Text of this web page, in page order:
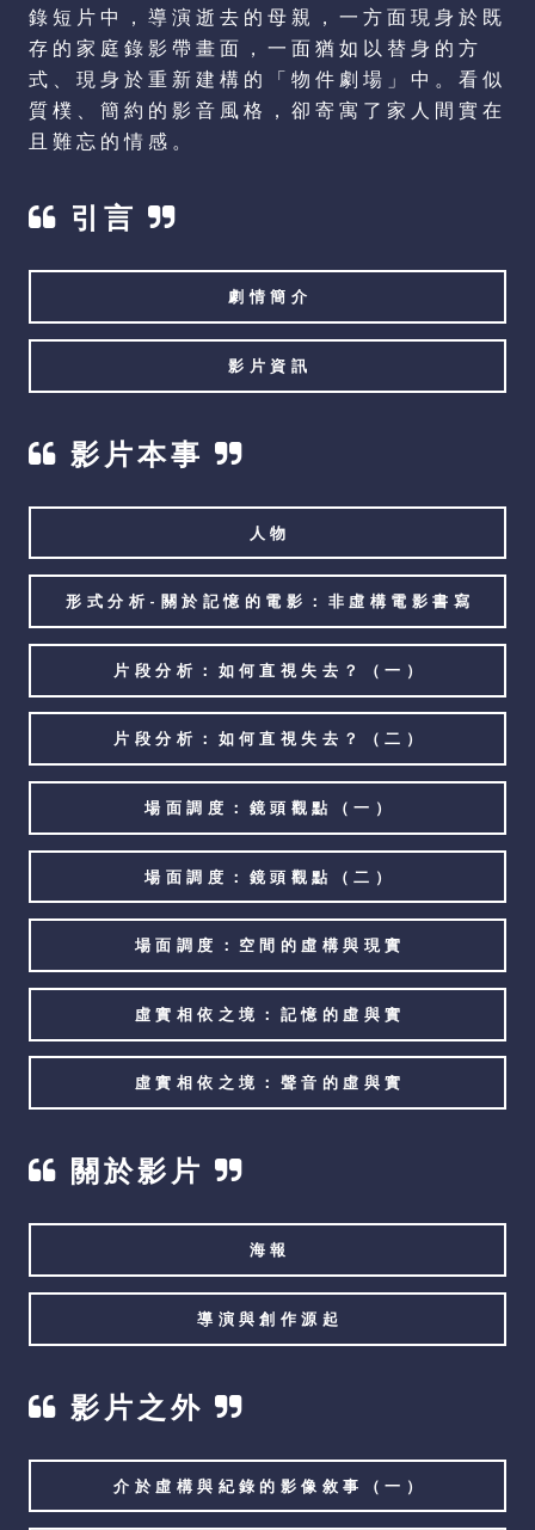
錄短片中，導演逝去的母親，一方面現身於既
存的家庭錄影帶畫面，一面猶如以替身的方
式、現身於重新建構的「物件劇場」中。看似
質樸、簡約的影音風格，卻寄寓了家人間實在
且難忘的情感。
引言
劇情簡介
影片資訊
影片本事
人物
形式分析-關於記憶的電影：非虛構電影書寫
片段分析：如何直視失去？（一）
片段分析：如何直視失去？（二）
場面調度：鏡頭觀點（一）
場面調度：鏡頭觀點（二）
場面調度：空間的虛構與現實
虛實相依之境：記憶的虛與實
虛實相依之境：聲音的虛與實
關於影片
海報
導演與創作源起
影片之外
介於虛構與紀錄的影像敘事（一）